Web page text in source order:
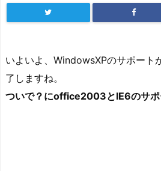
いよいよ、WindowsXPのサポート
了しますね。
ついで？にoffice2003とIE6のサポ